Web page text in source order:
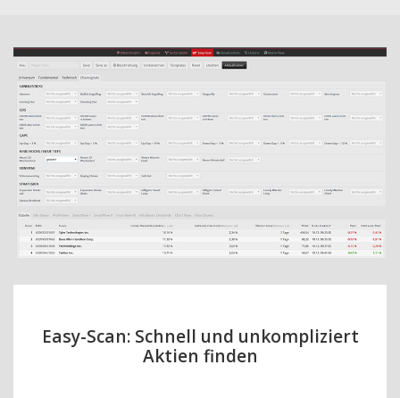
Easy-Scan: Schnell und unkompliziert
Aktien finden